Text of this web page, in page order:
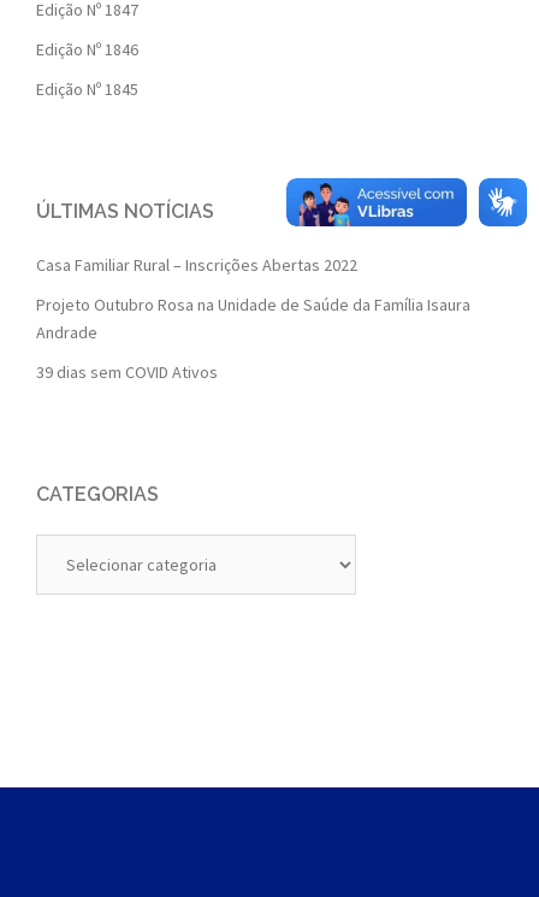
Edição Nº 1847
Edição Nº 1846
Edição Nº 1845
ÚLTIMAS NOTÍCIAS
Casa Familiar Rural – Inscrições Abertas 2022
Projeto Outubro Rosa na Unidade de Saúde da Família Isaura
Andrade
39 dias sem COVID Ativos
CATEGORIAS